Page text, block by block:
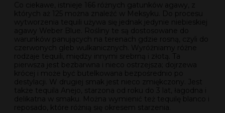
Co ciekawe, istnieje 166 różnych gatunków agawy, z
których aż 125 można znaleźć w Meksyku. Do procesu
wytworzenia tequili używa się jednak jedynie niebieskiej
agawy Weber Blue. Rośliny te są dostosowane do
warunków panujących na terenach gdzie rosną, czyli do
czerwonych gleb wulkanicznych. Wyróżniamy różne
rodzaje tequili, między innymi srebrną i złotą. Ta
pierwsza jest bezbarwna i nieco ostrzejsza; dojrzewa
krócej i może być butelkowana bezpośrednio po
destylacji. W drugiej smak jest nieco zmiękczony. Jest
także tequila Anejo, starzona od roku do 3 lat, łagodna i
delikatna w smaku. Można wymienić też tequilę blanco i
reposado, które różnią się okresem starzenia.